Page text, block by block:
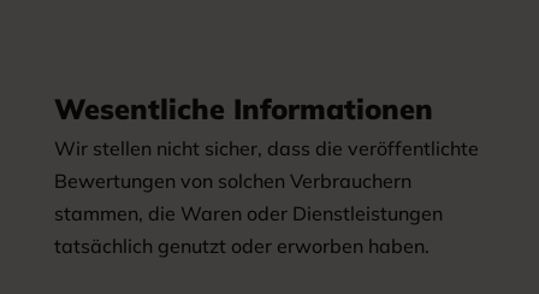
Wesentliche Informationen
Wir stellen nicht sicher, dass die veröffentlichte
Bewertungen von solchen Verbrauchern
stammen, die Waren oder Dienstleistungen
tatsächlich genutzt oder erworben haben.